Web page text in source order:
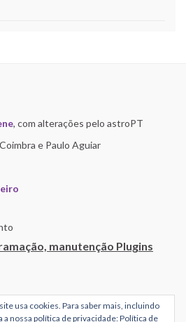
, com alterações pelo astroPT
e Paulo Aguiar
manutenção Plugins
usa cookies. Para saber mais, incluindo
nossa política de privacidade:Política de